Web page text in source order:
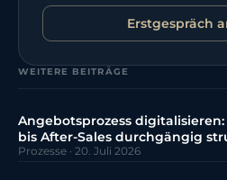
Erstgespräch
WEITERE BEITRÄGE
Angebotsprozess
bis After-Sales durchgängig
Prozesse · 20. Juli 2026